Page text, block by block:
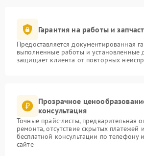
Гарантия на работы и
Предоставляется документированная
выполненные работы и установленные
защищает клиента от повторных
Прозрачное
консультация
Точные прайс-листы, предварительная
ремонта, отсутствие скрытых платежей
бесплатной консультации по телефону
сайте